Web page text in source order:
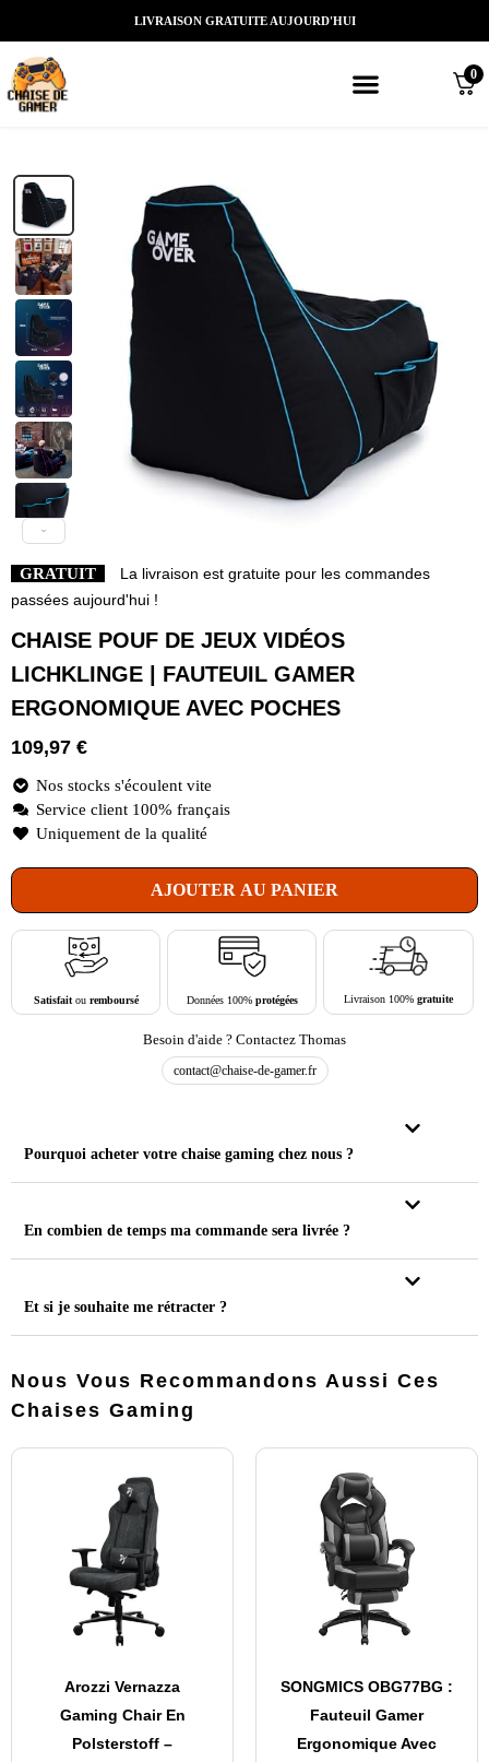
LIVRAISON GRATUITE AUJOURD'HUI
0
GRATUIT
La livraison est gratuite pour les commandes
passées aujourd'hui !
CHAISE POUF DE JEUX VIDÉOS
LICHKLINGE | FAUTEUIL GAMER
ERGONOMIQUE AVEC POCHES
109,97 €
Nos stocks s'écoulent vite
Service client 100% français
Uniquement de la qualité
AJOUTER AU PANIER
Satisfaitou remboursé Données 100% protégées Livraison 100%gratuite
Besoin d'aide ? Contactez Thomas
contact@chaise-de-gamer.fr
Pourquoi acheter votre chaise gaming chez nous ?
En combien de temps ma commande sera livrée ?
Et si je souhaite me rétracter ?
Nous Vous Recommandons Aussi Ces
Chaises Gaming
Arozzi Vernazza
Gaming Chair En
Polsterstoff –
SONGMICS OBG77BG :
Fauteuil Gamer
Ergonomique Avec